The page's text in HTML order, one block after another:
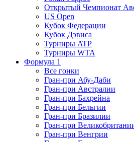
Открытый Чемпионат
US Open
Кубок Федерации
Кубок Дэвиса
Турниры ATP
Турниры WTA
Формула 1
Все гонки
Гран-при Абу-Даби
Гран-при Австралии
Гран-при Бахрейна
Гран-при Бельгии
Гран-при Бразилии
Гран-при
Гран-при Венгрии